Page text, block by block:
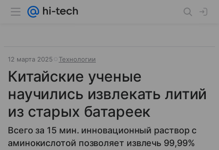
12 марта 2025 Технологии
Китайские ученые
научились извлекать литий
из старых батареек
Всего за 15 мин. инновационный раствор с
аминокислотой позволяет извлечь 99,99%